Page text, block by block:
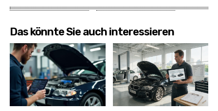
Das könnte Sie auch interessieren